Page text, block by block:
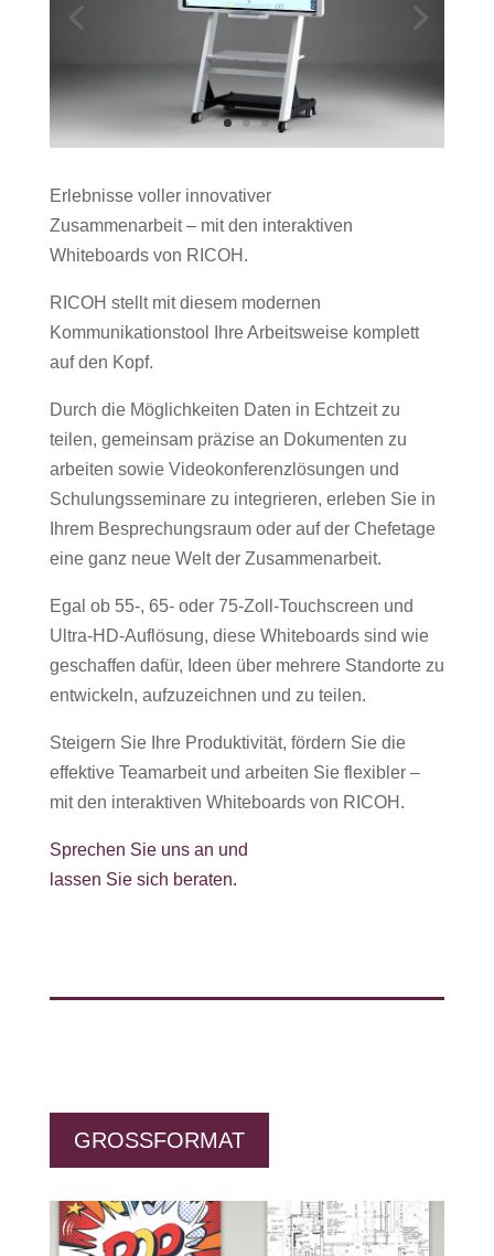
Erlebnisse voller innovativer
Zusammenarbeit – mit den interaktiven
Whiteboards von RICOH.
RICOH stellt mit diesem modernen
Kommunikationstool Ihre Arbeitsweise komplett
auf den Kopf.
Durch die Möglichkeiten Daten in Echtzeit zu
teilen, gemeinsam präzise an Dokumenten zu
arbeiten sowie Videokonferenzlösungen und
Schulungsseminare zu integrieren, erleben Sie in
Ihrem Besprechungsraum oder auf der Chefetage
eine ganz neue Welt der Zusammenarbeit.
Egal ob 55-, 65- oder 75-Zoll-Touchscreen und
Ultra-HD-Auflösung, diese Whiteboards sind wie
geschaffen dafür, Ideen über mehrere Standorte zu
entwickeln, aufzuzeichnen und zu teilen.
Steigern Sie Ihre Produktivität, fördern Sie die
effektive Teamarbeit und arbeiten Sie flexibler –
mit den interaktiven Whiteboards von RICOH.
Sprechen Sie uns an und
lassen Sie sich beraten.
GROSSFORMAT